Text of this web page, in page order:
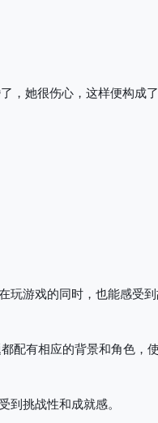
，她很伤心，这样便构成
玩游戏的同时，也能感受
配有相应的背景和角色，
到挑战性和成就感。